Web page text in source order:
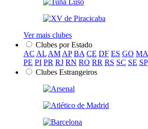
Ver mais clubes
Clubes por Estado
AC AL AM AP BA CE DF ES GO MA
PE PI PR RJ RN RO RR RS SC SE SP
Clubes Estrangeiros